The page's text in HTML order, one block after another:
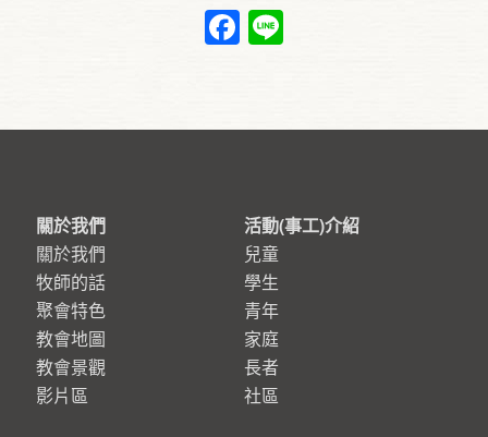
Facebook
關於我們
關於我們
牧師的話
聚會特色
教會地圖
教會景觀
影片區
活動(事工)介紹
兒童
學生
青年
家庭
長者
社區